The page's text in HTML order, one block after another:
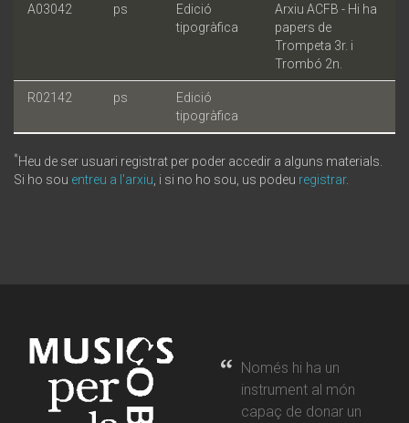
A03042 ps
Edició
tipogràfica
Arxiu ACFB - Hi ha
papers de
Trompeta 3r. i
Trombó 2n.
R02142 ps
Edició
tipogràfica
*Heu de ser usuari registrat per poder accedir a alguns materials.
Si ho sou entreu a l'arxiu , i si no ho sou, us podeu registrar.
Només hi ha un
instrument al món
capaç de donar un